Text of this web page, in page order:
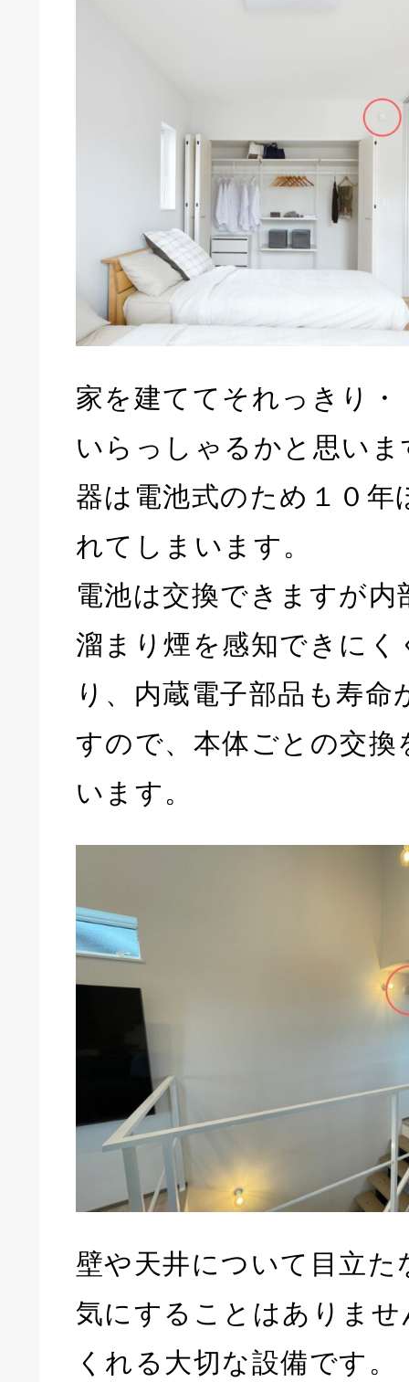
家を建ててそれっきり
いらっしゃるかと思い
器は電池式のため１０年
れてしまいます。
電池は交換できますが
溜まり煙を感知できに
り、内蔵電子部品も寿命
すので、本体ごとの交
います。
壁や天井について目立た
気にすることはありま
くれる大切な設備です。